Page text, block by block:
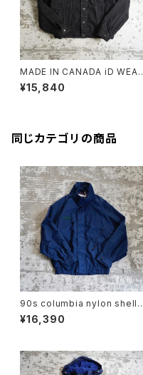
MADE IN CANADA iD WEAR
BLACK DENIM JACKET
¥15,840
同じカテゴリの商品
90s columbia nylon shell j
acket
¥16,390